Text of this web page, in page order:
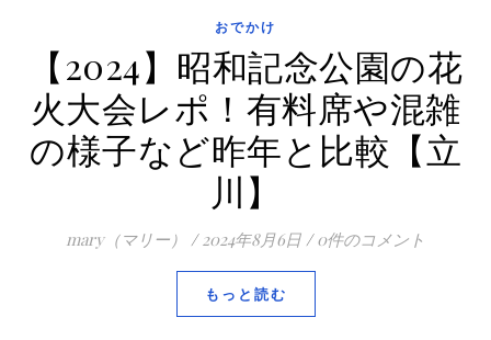
おでかけ
【2024】昭和記念公園の花
火大会レポ！有料席や混雑
の様子など昨年と比較【立
川】
mary（マリー） / 2024年8月6日 / 0件のコメント
もっと読む